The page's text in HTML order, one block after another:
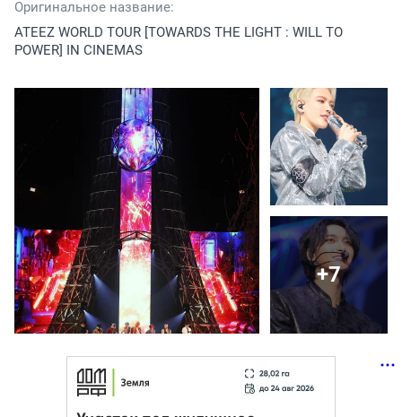
Оригинальное название:
ATEEZ WORLD TOUR [TOWARDS THE LIGHT : WILL TO
POWER] IN CINEMAS
+7